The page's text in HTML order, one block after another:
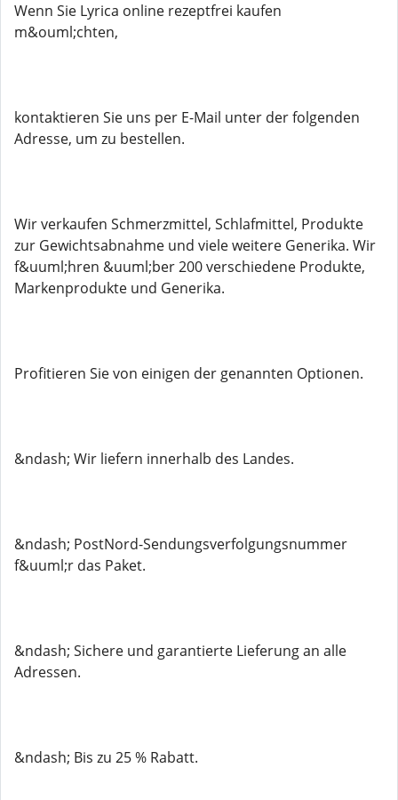
Wenn Sie Lyrica online rezeptfrei kaufen
m&ouml;chten,
kontaktieren Sie uns per E-Mail unter der folgenden
Adresse, um zu bestellen.
Wir verkaufen Schmerzmittel, Schlafmittel, Produkte
zur Gewichtsabnahme und viele weitere Generika. Wir
f&uuml;hren &uuml;ber 200 verschiedene Produkte,
Markenprodukte und Generika.
Profitieren Sie von einigen der genannten Optionen.
&ndash; Wir liefern innerhalb des Landes.
&ndash; PostNord-Sendungsverfolgungsnummer
f&uuml;r das Paket.
&ndash; Sichere und garantierte Lieferung an alle
Adressen.
&ndash; Bis zu 25 % Rabatt.